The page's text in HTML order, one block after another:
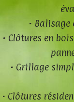
•
• Clôtures en
• Grillage
• Clôtures